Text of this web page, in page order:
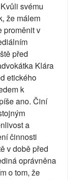
svému
že málem
proměnit v
před
Klára
etického
k
ano. Činí
a
činnosti
v době před
oprávněna
o tom, že